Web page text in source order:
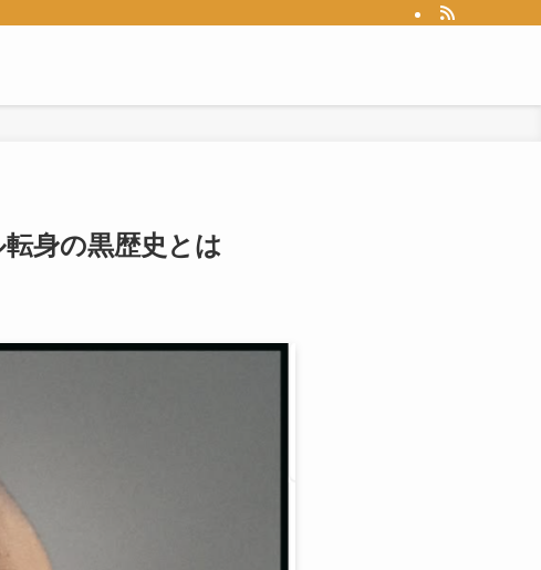
身の黒歴史とは